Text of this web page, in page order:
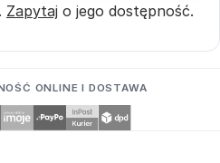
Zapytaj o jego dostępność.
ONLINE I DOSTAWA